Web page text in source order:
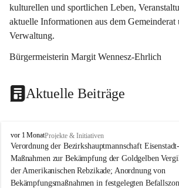
kulturellen und sportlichen Leben,
aktuelle Informationen aus dem Gemeinderat
Verwaltung.
Bürgermeisterin Margit Wennesz-Ehrlich
Aktuelle Beiträge
O
s
l
i
p
vor 1 MonatProjekte & Initiativen
Verordnung der Bezirkshauptmannschaft
Maßnahmen zur Bekämpfung der Goldgelben
der Amerikanischen Rebzikade; Anordnung von
Bekämpfungsmaßnahmen in festgelegten